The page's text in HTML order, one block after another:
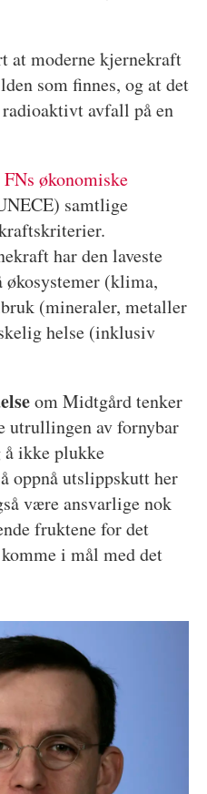
at moderne kjernekraft
som finnes, og at det
avfall på en
FNs økonomiske
samtlige
har den laveste
økosystemer (klima,
(mineraler, metaller
helse (inklusiv
om Midtgård tenker
utrullingen av fornybar
å ikke plukke
oppnå utslippskutt her
være ansvarlige nok
fruktene for det
i mål med det